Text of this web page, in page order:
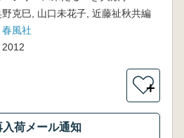
野克巳, 山口未花子, 近藤祉秋共編
春風社
2012
＋
入荷メール通知